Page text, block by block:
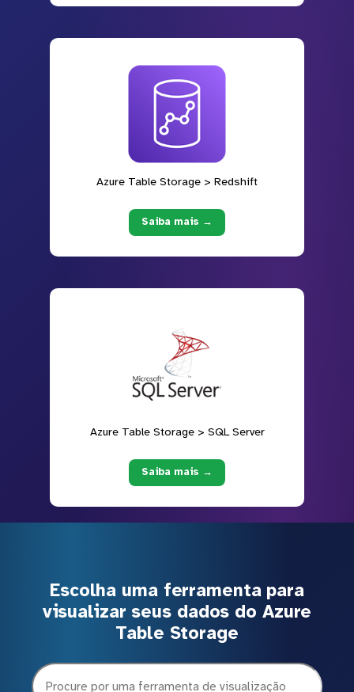
Azure Table Storage > Redshift
Saiba mais →
Azure Table Storage > SQL Server
Saiba mais →
Escolha uma ferramenta para
visualizar seus dados do Azure
Table Storage